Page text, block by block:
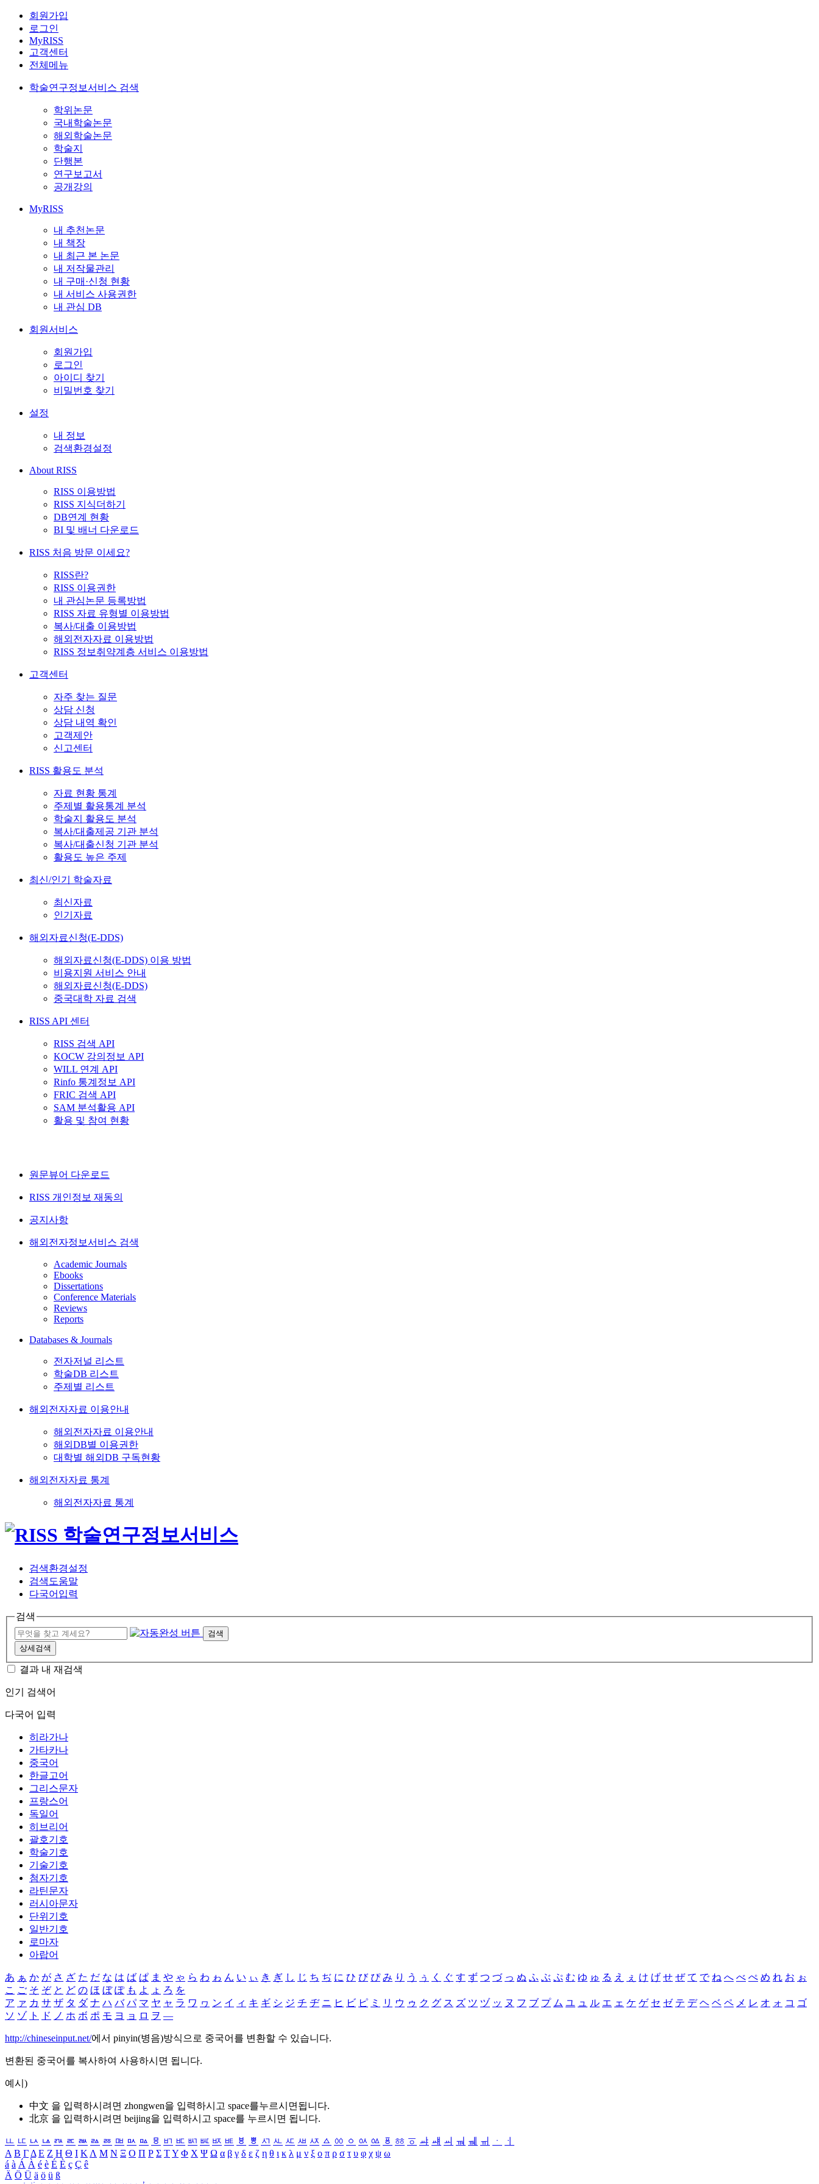
회원가입
로그인
MyRISS
고객센터
전체메뉴
학술연구정보서비스 검색
학위논문
국내학술논문
해외학술논문
학술지
단행본
연구보고서
공개강의
MyRISS
내 추천논문
내 책장
내 최근 본 논문
내 저작물관리
내 구매·신청 현황
내 서비스 사용권한
내 관심 DB
회원서비스
회원가입
로그인
아이디 찾기
비밀번호 찾기
설정
내 정보
검색환경설정
About RISS
RISS 이용방법
RISS 지식더하기
DB연계 현황
BI 및 배너 다운로드
RISS 처음 방문 이세요?
RISS란?
RISS 이용권한
내 관심논문 등록방법
RISS 자료 유형별 이용방법
복사/대출 이용방법
해외전자자료 이용방법
RISS 정보취약계층 서비스 이용방법
고객센터
자주 찾는 질문
상담 신청
상담 내역 확인
고객제안
신고센터
RISS 활용도 분석
자료 현황 통계
주제별 활용통계 분석
학술지 활용도 분석
복사/대출제공 기관 분석
복사/대출신청 기관 분석
활용도 높은 주제
최신/인기 학술자료
최신자료
인기자료
해외자료신청(E-DDS)
해외자료신청(E-DDS) 이용 방법
비용지원 서비스 안내
해외자료신청(E-DDS)
중국대학 자료 검색
RISS API 센터
RISS 검색 API
KOCW 강의정보 API
WILL 연계 API
Rinfo 통계정보 API
FRIC 검색 API
SAM 분석활용 API
활용 및 참여 현황
원문뷰어 다운로드
RISS 개인정보 재동의
공지사항
해외전자정보서비스 검색
Academic Journals
Ebooks
Dissertations
Conference Materials
Reviews
Reports
Databases & Journals
전자저널 리스트
학술DB 리스트
주제별 리스트
해외전자자료 이용안내
해외전자자료 이용안내
해외DB별 이용권한
대학별 해외DB 구독현황
해외전자자료 통계
해외전자자료 통계
검색환경설정
검색도움말
다국어입력
검색
검색
상세검색
결과 내 재검색
인기 검색어
다국어 입력
히라가나
가타카나
중국어
한글고어
그리스문자
프랑스어
독일어
히브리어
괄호기호
학술기호
기술기호
첨자기호
라틴문자
러시아문자
단위기호
일반기호
로마자
아랍어
あ ぁ か が さ ざ た だ な は ば ぱ ま や ゃ ら わ ゎ ん い ぃ き ぎ し じ ち ぢ に ひ び ぴ み り う ぅ く ぐ す ず つ づ っ ぬ ふ ぶ ぷ む ゆ ゅ る え ぇ け げ せ ぜ て で ね へ べ ぺ め れ お ぉ
こ ご そ ぞ と ど の ほ ぼ ぽ も よ ょ ろ を
ア ァ カ サ ザ タ ダ ナ ハ バ パ マ ヤ ャ ラ ワ ヮ ン イ ィ キ ギ シ ジ チ ヂ ニ ヒ ビ ピ ミ リ ウ ゥ ク グ ス ズ ツ ヅ ッ ヌ フ ブ プ ム ユ ュ ル エ ェ ケ ゲ セ ゼ テ デ ヘ ベ ペ メ レ オ ォ コ ゴ
ソ ゾ ト ド ノ ホ ボ ポ モ ヨ ョ ロ ヲ ―
http://chineseinput.net/에서 pinyin(병음)방식으로 중국어를 변환할 수 있습니다.
변환된 중국어를 복사하여 사용하시면 됩니다.
예시)
中文 을 입력하시려면 zhongwen을 입력하시고 space를누르시면됩니다.
北京 을 입력하시려면 beijing을 입력하시고 space를 누르시면 됩니다.
ㅥ ㅦ ㅧ ㅨ ㅩ ㅪ ㅫ ㅬ ㅭ ㅮ ㅯ ㅰ ㅱ ㅲ ㅳ ㅴ ㅵ ㅶ ㅷ ㅸ ㅹ ㅺ ㅻ ㅼ ㅽ ㅾ ㅿ ㆀ ㆁ ㆂ ㆃ ㆄ ㆅ ㆆ ㆇ ㆈ ㆉ ㆊ ㆋ ㆌ ㆍ
ㆎ
Α Β ΓΔ Ε Ζ Η Θ Ι ΚΛ Μ Ν Ξ Ο Π Ρ Σ ΤΥ Φ Χ Ψ Ω α β γ δ ε ζ η θ ι κ λ μ ν ξ ο π ρ σ τ υ φ χ ψ ω
á à Á À é è É È ç Ç ê
Ä Ö Ü ä ö ü ß